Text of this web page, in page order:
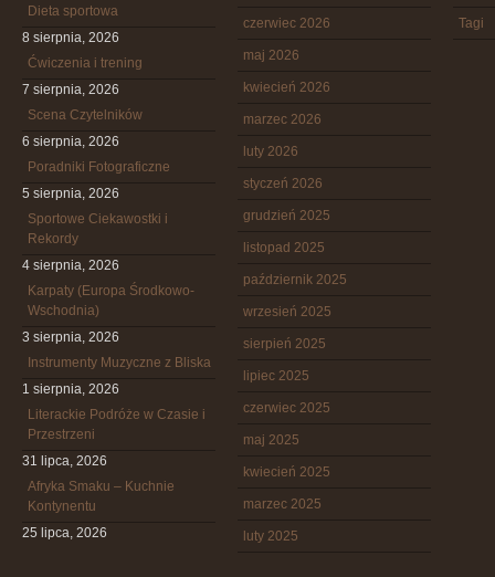
Dieta sportowa
8 sierpnia, 2026
Ćwiczenia i trening
7 sierpnia, 2026
Scena Czytelników
6 sierpnia, 2026
Poradniki Fotograficzne
5 sierpnia, 2026
Sportowe Ciekawostki i
Rekordy
4 sierpnia, 2026
Karpaty (Europa Środkowo-
Wschodnia)
3 sierpnia, 2026
Instrumenty Muzyczne z Bliska
1 sierpnia, 2026
Literackie Podróże w Czasie i
Przestrzeni
31 lipca, 2026
Afryka Smaku – Kuchnie
Kontynentu
25 lipca, 2026
czerwiec 2026
maj 2026
kwiecień 2026
marzec 2026
luty 2026
styczeń 2026
grudzień 2025
listopad 2025
październik 2025
wrzesień 2025
sierpień 2025
lipiec 2025
czerwiec 2025
maj 2025
kwiecień 2025
marzec 2025
luty 2025
Tagi